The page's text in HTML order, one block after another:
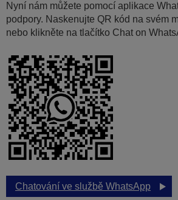
Nyní nám můžete pomocí aplikace
podpory. Naskenujte QR kód na svém
nebo klikněte na tlačítko Chat on
Chatování ve službě WhatsApp